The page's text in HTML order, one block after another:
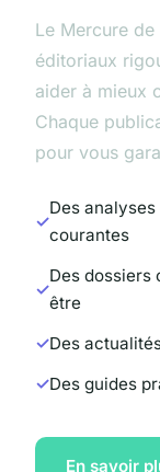
Le Mercure
éditoriaux
aider à mieux
Chaque
pour vous
Des
courantes
Des dossiers
être
Des
Des guides
En savoir